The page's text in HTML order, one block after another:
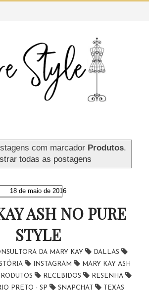
com marcador Produtos.
todas as postagens
18 de maio de 2016
ASH NO PURE
STYLE
DA MARY KAY
DALLAS
INSTAGRAM
MARY KAY ASH
RECEBIDOS
RESENHA
PRETO - SP
SNAPCHAT TEXAS